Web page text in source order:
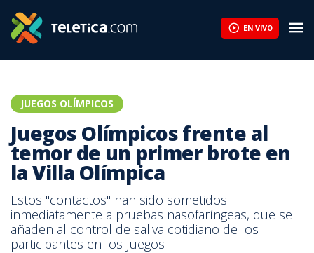
EN VIVO
JUEGOS OLÍMPICOS
Juegos Olímpicos frente al
temor de un primer brote en
la Villa Olímpica
Estos "contactos" han sido sometidos
inmediatamente a pruebas nasofaríngeas, que se
añaden al control de saliva cotidiano de los
participantes en los Juegos